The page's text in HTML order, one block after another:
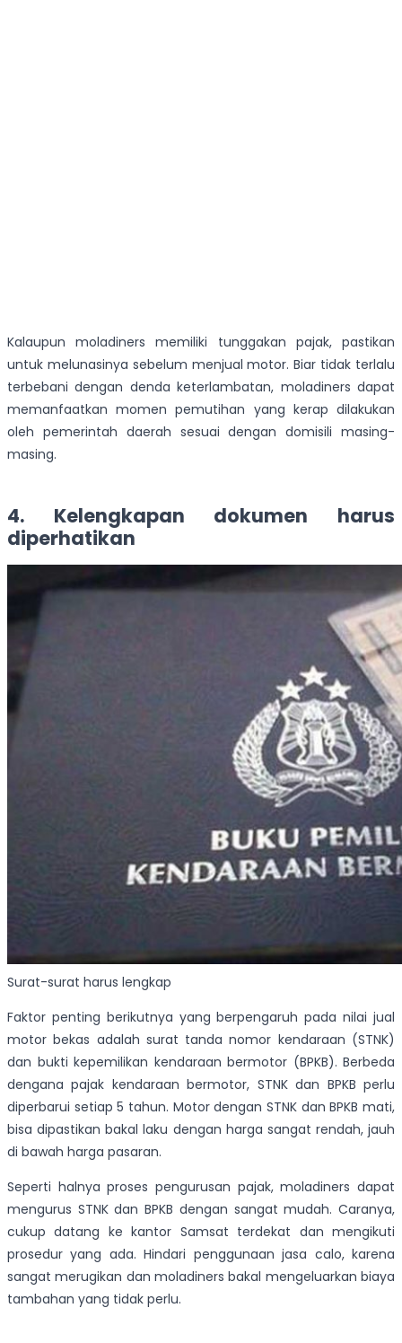
Kalaupun moladiners memiliki tunggakan pajak, pastikan
untuk melunasinya sebelum menjual motor. Biar tidak terlalu
terbebani dengan denda keterlambatan, moladiners dapat
memanfaatkan momen pemutihan yang kerap dilakukan
oleh pemerintah daerah sesuai dengan domisili masing-
masing.
4. Kelengkapan dokumen harus
diperhatikan
Surat-surat harus lengkap
Faktor penting berikutnya yang berpengaruh pada nilai jual
motor bekas adalah surat tanda nomor kendaraan (STNK)
dan bukti kepemilikan kendaraan bermotor (BPKB). Berbeda
dengana pajak kendaraan bermotor, STNK dan BPKB perlu
diperbarui setiap 5 tahun. Motor dengan STNK dan BPKB mati,
bisa dipastikan bakal laku dengan harga sangat rendah, jauh
di bawah harga pasaran.
Seperti halnya proses pengurusan pajak, moladiners dapat
mengurus STNK dan BPKB dengan sangat mudah. Caranya,
cukup datang ke kantor Samsat terdekat dan mengikuti
prosedur yang ada. Hindari penggunaan jasa calo, karena
sangat merugikan dan moladiners bakal mengeluarkan biaya
tambahan yang tidak perlu.